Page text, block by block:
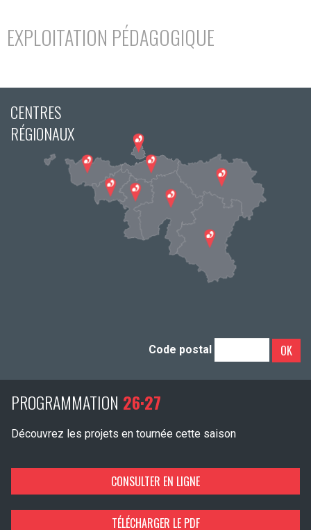
EXPLOITATION PÉDAGOGIQUE
CENTRES
RÉGIONAUX
Code postal OK
PROGRAMMATION 26·27
Découvrez les projets en tournée cette saison
CONSULTER EN LIGNE
TÉLÉCHARGER LE PDF